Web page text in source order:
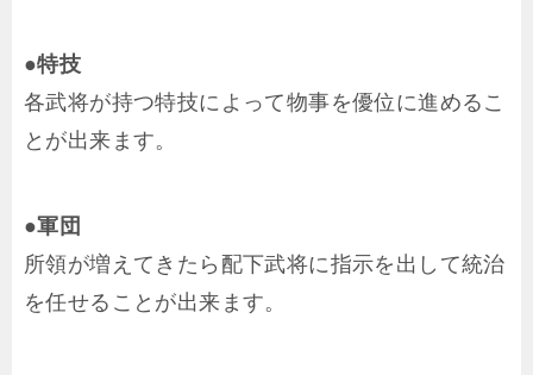
●特技
各武将が持つ特技によって物事を優位に進めるこ
とが出来ます。
●軍団
所領が増えてきたら配下武将に指示を出して統治
を任せることが出来ます。